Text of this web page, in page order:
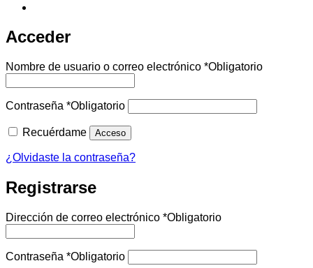
Acceder
Nombre de usuario o correo electrónico *Obligatorio
Contraseña *Obligatorio
Recuérdame Acceso
¿Olvidaste la contraseña?
Registrarse
Dirección de correo electrónico *Obligatorio
Contraseña *Obligatorio